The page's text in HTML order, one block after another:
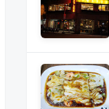
謝家川味涼麵
則評論